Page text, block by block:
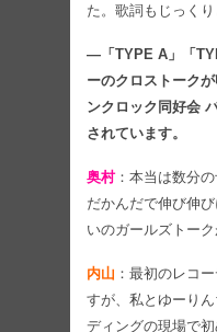
た。歌詞もじっく
―「TYPE A」「
ーのクロストーク
ンクロック同好会
されています。
奥村：本当は数分
だかんだで伸び伸
いのガールズトーク
内山 ：最初のレコ
すが、私とゆーり
ディングの現場で